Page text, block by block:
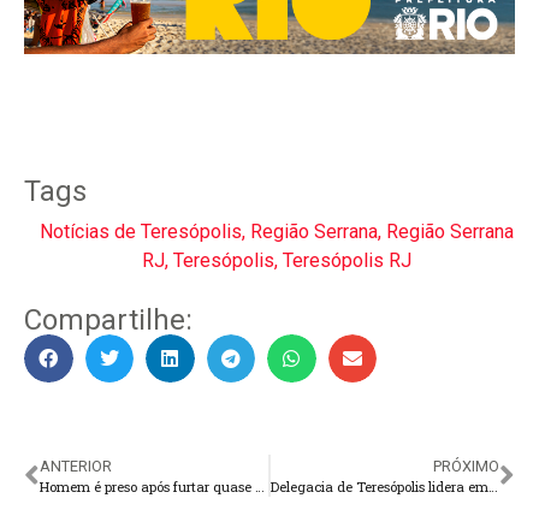
Tags
Notícias de Teresópolis, Região Serrana, Região Serrana
RJ, Teresópolis, Teresópolis RJ
Compartilhe:
ANTERIOR
Homem é preso após furtar quase R$ 2 mil em bebidas em Teresópolis
PRÓXIMO
Delegacia de Teresópolis lidera em ranking de produtividade